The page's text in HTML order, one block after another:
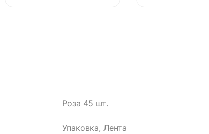
Роза 45 шт.
Упаковка, Лента